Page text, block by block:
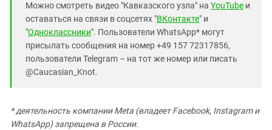
Можно смотреть видео "Кавказского узла" на YouTube и
оставаться на связи в соцсетях "ВКонтакте" и
"Одноклассники". Пользователи WhatsApp* могут
присылать сообщения на номер +49 157 72317856,
пользователи Telegram – на тот же номер или писать
@Caucasian_Knot.
* деятельность компании Meta (владеет Facebook, Instagram и
WhatsApp) запрещена в России.